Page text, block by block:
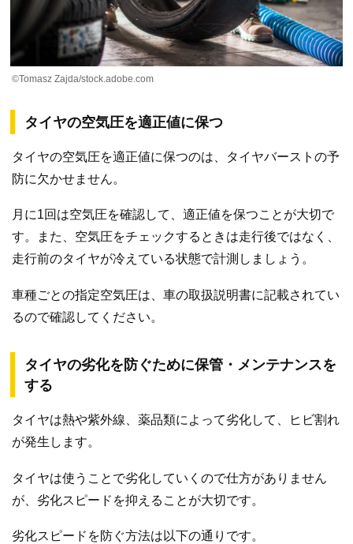
©Tomasz Zajda/stock.adobe.com
タイヤの空気圧を適正値に保つ
タイヤの空気圧を適正値に保つのは、タイヤバーストの予
防に欠かせません。
月に1回は空気圧を確認して、適正値を保つことが大切で
す。また、空気圧をチェックするときは走行後ではなく、
走行前のタイヤが冷えている状態で計測しましょう。
車種ごとの指定空気圧は、車の取扱説明書に記載されてい
るので確認してください。
タイヤの劣化を防ぐために保管・メンテナンスを
する
タイヤは熱や紫外線、薬品類によって劣化して、ヒビ割れ
が発生します。
タイヤは使うことで劣化していくので仕方がありません
が、劣化スピードを抑えることが大切です。
劣化スピードを防ぐ方法は以下の通りです。